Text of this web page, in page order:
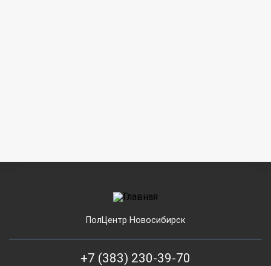
ПолЦентр Новосибирск
+7 (383) 230-39-70